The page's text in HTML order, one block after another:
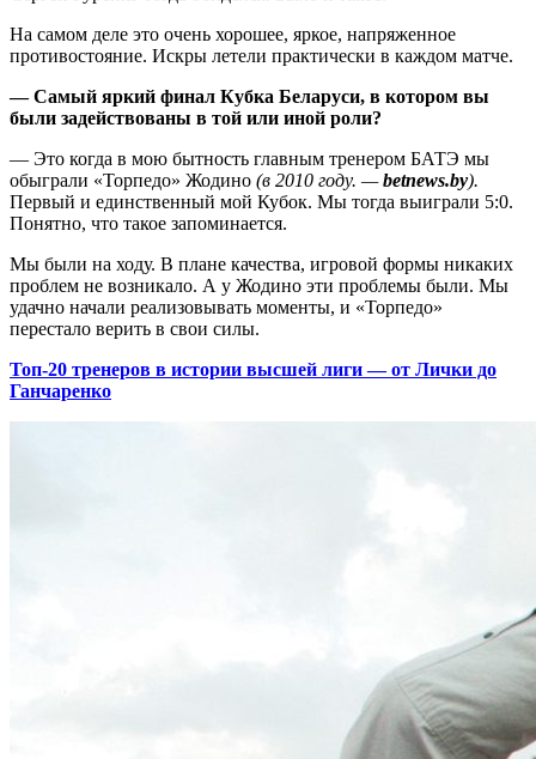
На самом деле это очень хорошее, яркое, напряженное
противостояние. Искры летели практически в каждом матче.
— Самый яркий финал Кубка Беларуси, в котором вы
были задействованы в той или иной роли?
— Это когда в мою бытность главным тренером БАТЭ мы
обыграли «Торпедо» Жодино (в 2010 году. —betnews.by).
Первый и единственный мой Кубок. Мы тогда выиграли 5:0.
Понятно, что такое запоминается.
Мы были на ходу. В плане качества, игровой формы никаких
проблем не возникало. А у Жодино эти проблемы были. Мы
удачно начали реализовывать моменты, и «Торпедо»
перестало верить в свои силы.
Топ-20 тренеров в истории высшей лиги — от Лички до
Ганчаренко